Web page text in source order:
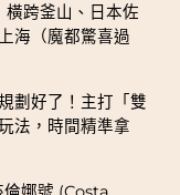
橫跨釜山、日本佐
海（魔都驚喜過
劃好了！主打「雙
法，時間精準拿